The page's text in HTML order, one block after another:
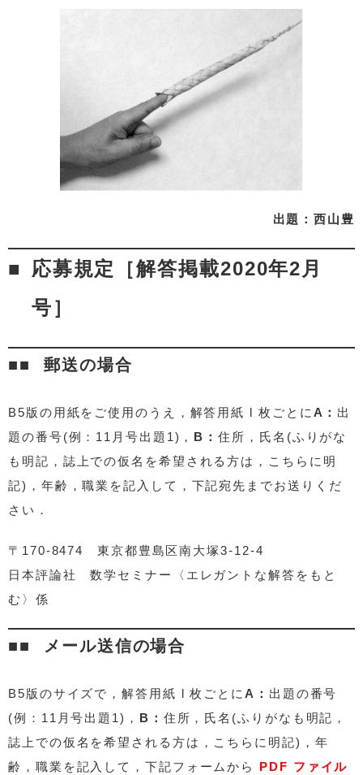
出題：西山豊
応募規定［解答掲載2020年2月
号］
郵送の場合
B5版の用紙をご使用のうえ，解答用紙 l 枚ごとに A： 出
題の番号(例：11月号出題1)， B：住所，氏名(ふりがな
も明記，誌上での仮名を希望される方は，こちらに明
記)，年齢，職業を記入して，下記宛先までお送りくだ
さい．
〒170-8474 東京都豊島区南大塚3-12-4
日本評論社 数学セミナー〈エレガントな解答をもと
む〉係
メール送信の場合
B5版のサイズで，解答用紙 l 枚ごとに A： 出題の番号
(例：11月号出題1)， B： 住所，氏名(ふりがなも明記，
誌上での仮名を希望される方は，こちらに明記)，年
齢，職業を記入して，下記フォームから PDF ファイル